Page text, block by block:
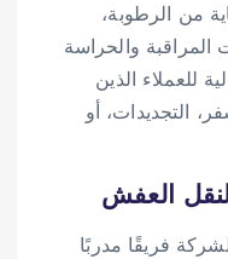
من الرطوبة،
المراقبة والحراسة
للعملاء الذين
التجديدات، أو
العفش
فريقًا مدربًا